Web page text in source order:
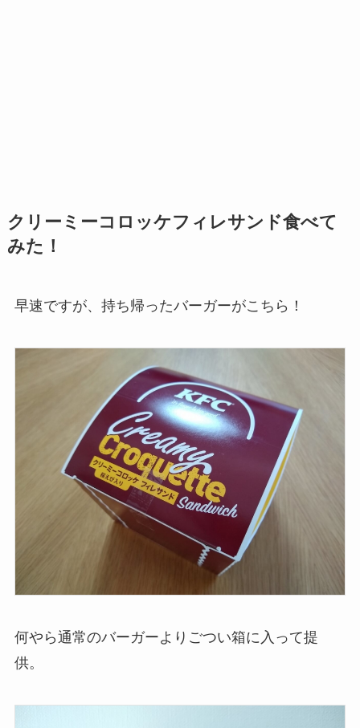
クリーミーコロッケフィレサンド食べて
みた！
早速ですが、持ち帰ったバーガーがこちら！
何やら通常のバーガーよりごつい箱に入って提
供。